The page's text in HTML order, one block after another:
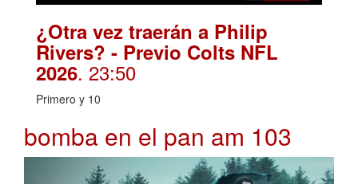
¿Otra vez traerán a Philip
Rivers? - Previo Colts NFL
2026. 23:50
Primero y 10
bomba en el pan am 103